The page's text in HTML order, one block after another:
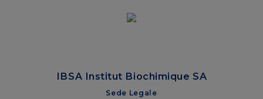
IBSA Institut Biochimique SA
Sede Legale